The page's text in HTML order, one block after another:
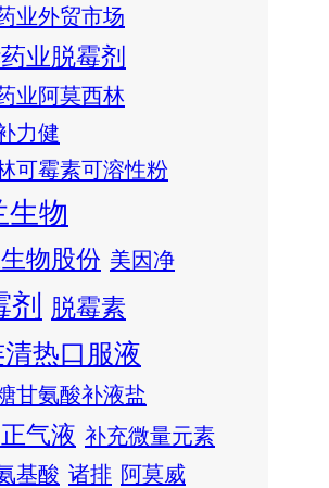
业外贸市场
业脱霉剂
业阿莫西林
力健
可霉素可溶性粉
生物
物股份 美因净
剂 脱霉素
热口服液
甘氨酸补液盐
气液 补充微量元素
基酸 诸排 阿莫威